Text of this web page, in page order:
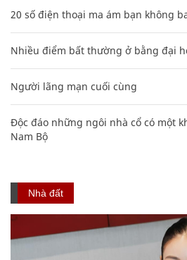
20 số điện thoại ma ám bạn không
Nhiều điểm bất thường ở bằng đại
Người lãng mạn cuối cùng
Độc đáo những ngôi nhà cổ có một
Nam Bộ
Nhà đất